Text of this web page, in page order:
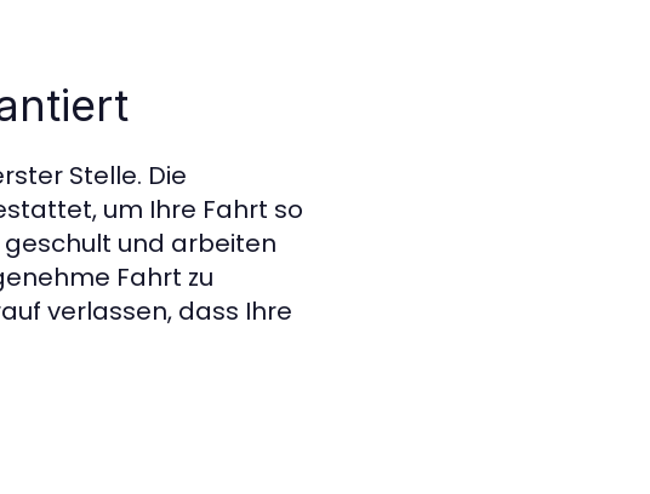
Stelle. Die
um Ihre Fahrt so
und arbeiten
Fahrt zu
verlassen, dass Ihre